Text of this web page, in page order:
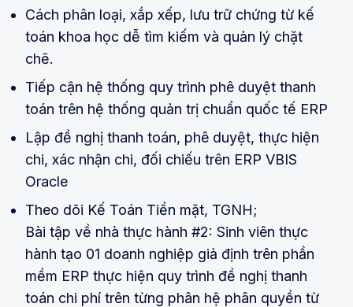
Cách phân loại, xắp xếp, lưu trữ chứng từ kế
toán khoa học dễ tìm kiếm và quản lý chặt
chẽ.
Tiếp cận hệ thống quy trình phê duyệt thanh
toán trên hệ thống quản trị chuẩn quốc tế ERP
Lập đề nghị thanh toán, phê duyệt, thực hiện
chi, xác nhận chi, đối chiếu trên ERP VBIS
Oracle
Theo dõi Kế Toán Tiền mặt, TGNH;
Bài tập về nhà thực hành #2: Sinh viên thực
hành tạo 01 doanh nghiệp giả định trên phần
mềm ERP thực hiện quy trình đề nghị thanh
toán chi phí trên từng phân hệ phân quyền từ